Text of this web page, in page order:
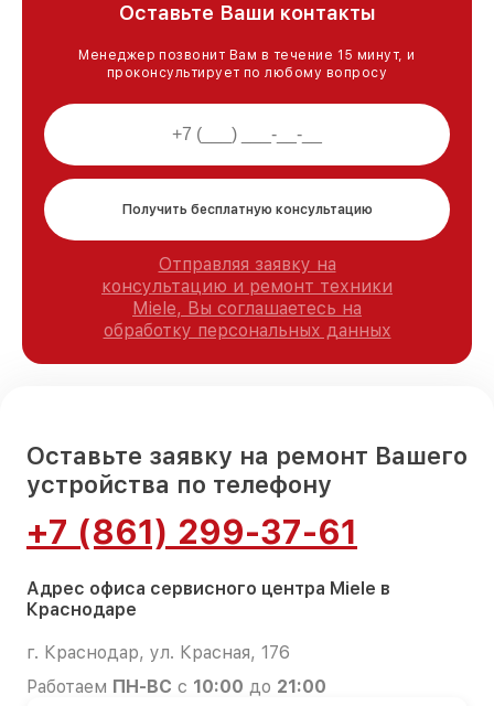
Оставьте Ваши контакты
Менеджер позвонит Вам в течение 15 минут, и
проконсультирует по любому вопросу
Получить бесплатную консультацию
Отправляя заявку на
консультацию и ремонт техники
Miele, Вы соглашаетесь на
обработку персональных данных
Оставьте заявку на ремонт Вашего
устройства по телефону
+7 (861) 299-37-61
Адрес офиса сервисного центра Miele в
Краснодаре
г. Краснодар, ул. Красная, 176
Работаем ПН-ВС с 10:00 до 21:00